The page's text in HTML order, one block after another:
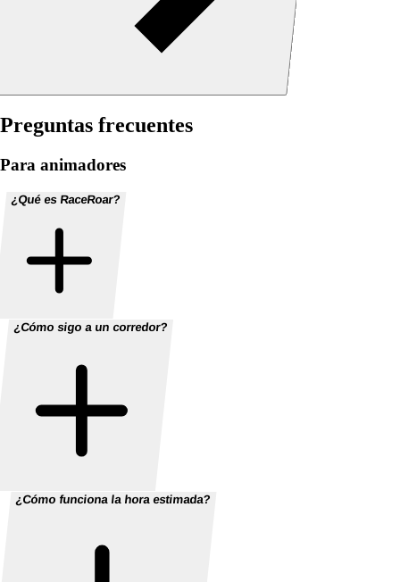
Preguntas frecuentes
Para animadores
¿Qué es RaceRoar?
¿Cómo sigo a un corredor?
¿Cómo funciona la hora estimada?